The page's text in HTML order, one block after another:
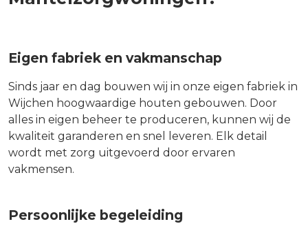
Eigen fabriek en vakmanschap
Sinds jaar en dag bouwen wij in onze eigen fabriek in
Wijchen hoogwaardige houten gebouwen. Door
alles in eigen beheer te produceren, kunnen wij de
kwaliteit garanderen en snel leveren. Elk detail
wordt met zorg uitgevoerd door ervaren
vakmensen.
Persoonlijke begeleiding